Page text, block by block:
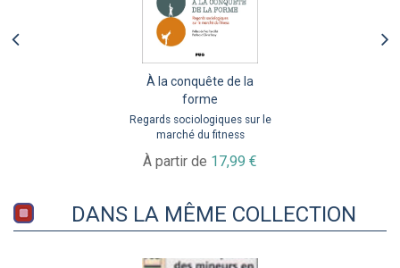
À la conquête de la
forme
Regards sociologiques sur le
marché du fitness
À partir de 17,99 €
DANS LA MÊME COLLECTION